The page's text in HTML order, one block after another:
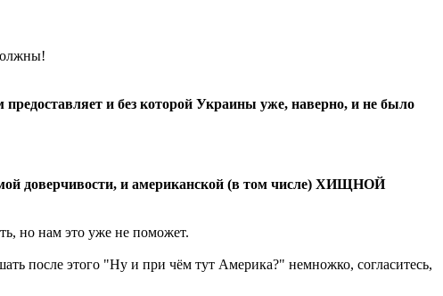
и без которой Украины уже, наверно, и не было
доверчивости, и американской (в том числе) ХИЩНОЙ
но нам это уже не поможет.
после этого "Ну и при чём тут Америка?" немножко, согласитесь,